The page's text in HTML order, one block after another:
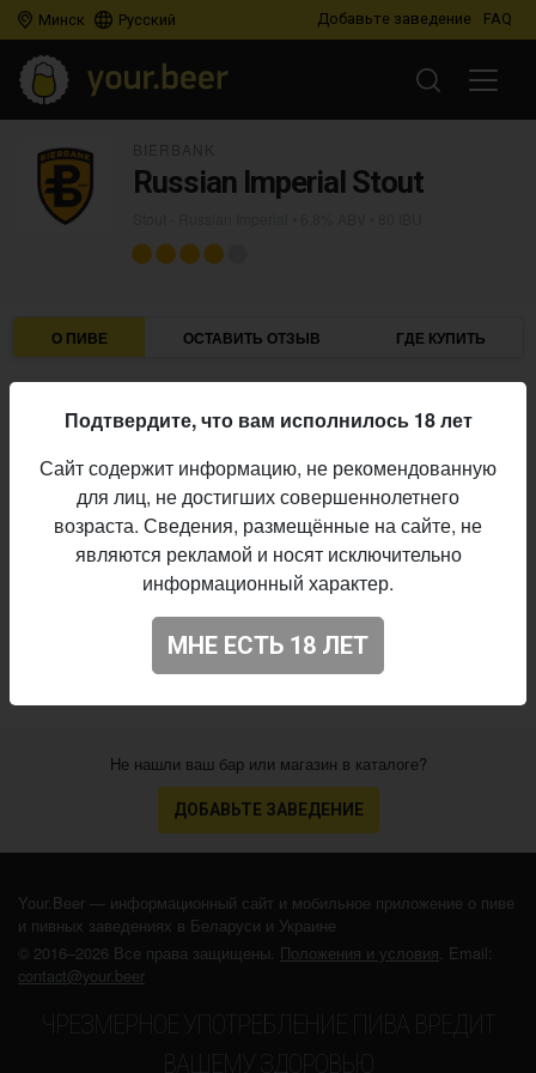
Минск Русский Добавьте заведение FAQ
Russian Imperial Stout
О ПИВЕ ОСТАВИТЬ ОТЗЫВ ГДЕ КУПИТЬ
Stout - Russian Imperial
Плотность:
23,0%
Алкоголь:
6,8%
Горечь:
80 IBU
Начало
17.02.2017
3.914
Не нашли ваш бар или магазин в каталоге?
ДОБАВЬТЕ ЗАВЕДЕНИЕ
Your.Beer — информационный сайт и мобильное приложение о пиве
и пивных заведениях в Беларуси и Украине
© 2016–2026 Все права защищены. Положения и условия . Email:
contact@your.beer
ЧРЕЗМЕРНОЕ УПОТРЕБЛЕНИЕ ПИВА ВРЕДИТ
ВАШЕМУ ЗДОРОВЬЮ
Подтвердите, что вам исполнилось 18 лет
Сайт содержит информацию, не рекомендованную
для лиц, не достигших совершеннолетнего
возраста. Сведения, размещённые на сайте, не
являются рекламой и носят исключительно
информационный характер.
МНЕ ЕСТЬ 18 ЛЕТ